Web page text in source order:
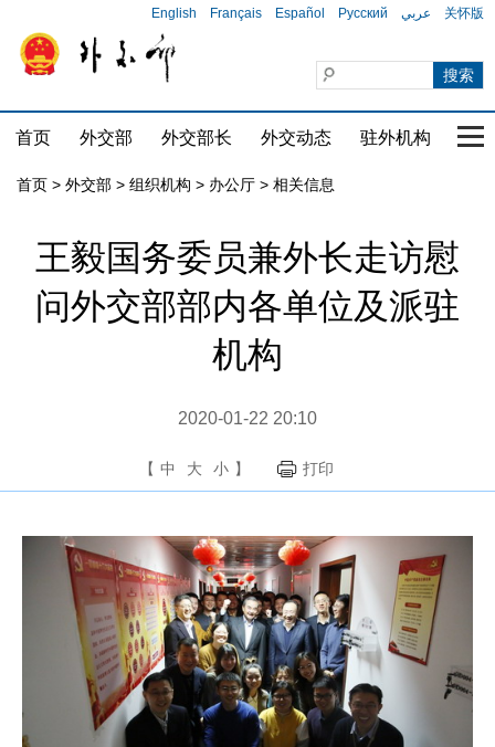
English Français Español Русский عربي 关怀版
首页 外交部 外交部长 外交动态 驻外机构 国
首页 > 外交部 > 组织机构 > 办公厅 > 相关信息
王毅国务委员兼外长走访慰
问外交部部内各单位及派驻
机构
2020-01-22 20:10
【 中 大 小 】 打印